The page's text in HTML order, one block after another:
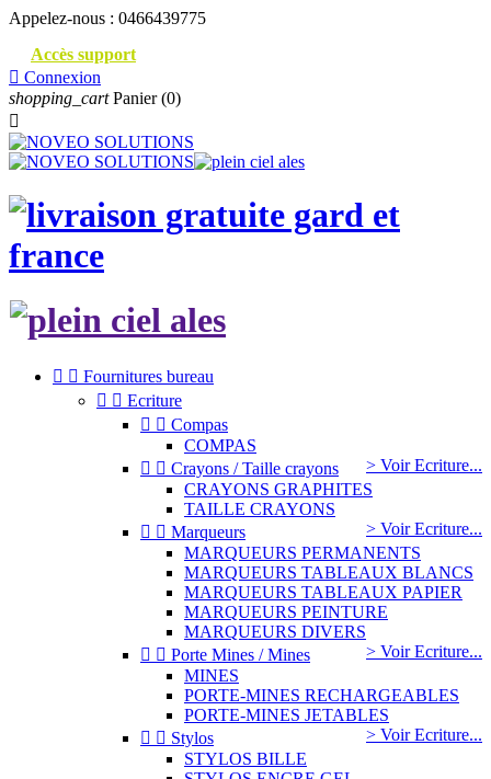
Appelez-nous : 0466439775
Accès support
 Connexion
shopping_cart Panier (0)

  Fournitures bureau
  Ecriture
  Compas
COMPAS
> Voir Ecriture...
  Crayons / Taille crayons
CRAYONS GRAPHITES
TAILLE CRAYONS
> Voir Ecriture...
  Marqueurs
MARQUEURS PERMANENTS
MARQUEURS TABLEAUX BLANCS
MARQUEURS TABLEAUX PAPIER
MARQUEURS PEINTURE
MARQUEURS DIVERS
> Voir Ecriture...
  Porte Mines / Mines
MINES
PORTE-MINES RECHARGEABLES
PORTE-MINES JETABLES
> Voir Ecriture...
  Stylos
STYLOS BILLE